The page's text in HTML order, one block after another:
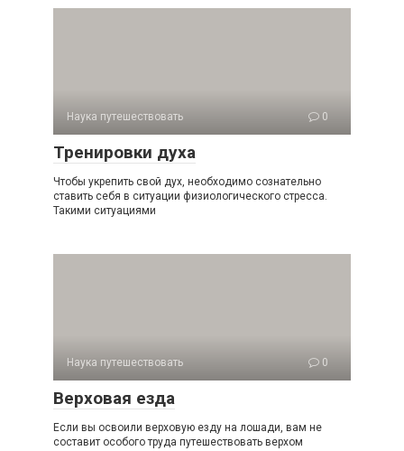
Наука путешествовать 0
Тренировки духа
Чтобы укрепить свой дух, необходимо сознательно
ставить себя в ситуации физиологического стресса.
Такими ситуациями
Наука путешествовать 0
Верховая езда
Если вы освоили верховую езду на лошади, вам не
составит особого труда путешествовать верхом